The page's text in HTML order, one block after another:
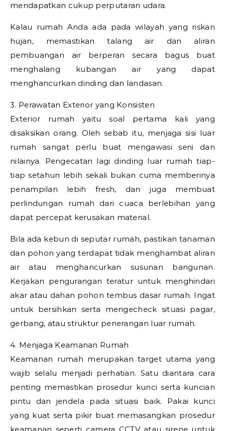
mendapatkan cukup perputaran udara.
Kalau rumah Anda ada pada wilayah yang riskan
hujan, memastikan talang air dan aliran
pembuangan air berperan secara bagus buat
menghalang kubangan air yang dapat
menghancurkan dinding dan landasan.
3. Perawatan Exterior yang Konsisten
Exterior rumah yaitu soal pertama kali yang
disaksikan orang. Oleh sebab itu, menjaga sisi luar
rumah sangat perlu buat mengawasi seni dan
nilainya. Pengecatan lagi dinding luar rumah tiap-
tiap setahun lebih sekali bukan cuma memberinya
penampilan lebih fresh, dan juga membuat
perlindungan rumah dari cuaca berlebihan yang
dapat percepat kerusakan material.
Bila ada kebun di seputar rumah, pastikan tanaman
dan pohon yang terdapat tidak menghambat aliran
air atau menghancurkan susunan bangunan.
Kerjakan pengurangan teratur untuk menghindari
akar atau dahan pohon tembus dasar rumah. Ingat
untuk bersihkan serta mengecheck situasi pagar,
gerbang, atau struktur penerangan luar rumah.
4. Menjaga Keamanan Rumah
Keamanan rumah merupakan target utama yang
wajib selalu menjadi perhatian. Satu diantara cara
penting memastikan prosedur kunci serta kuncian
pintu dan jendela pada situasi baik. Pakai kunci
yang kuat serta pikir buat memasangkan prosedur